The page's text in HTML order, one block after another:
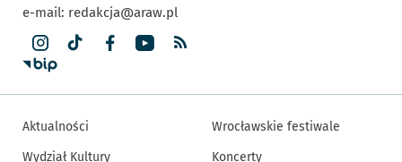
e-mail: redakcja@araw.pl
Aktualności
Wydział Kultury
Wrocławskie festiwale
Koncerty